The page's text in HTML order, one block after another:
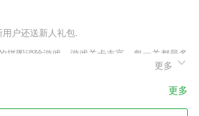
户还送新人礼包.
拼图消除游戏，游戏关卡丰富，每一关都最多
集一定数量后。可以到商店解锁更多精彩内
玩家更加动脑思考如何过关，
更多
更多